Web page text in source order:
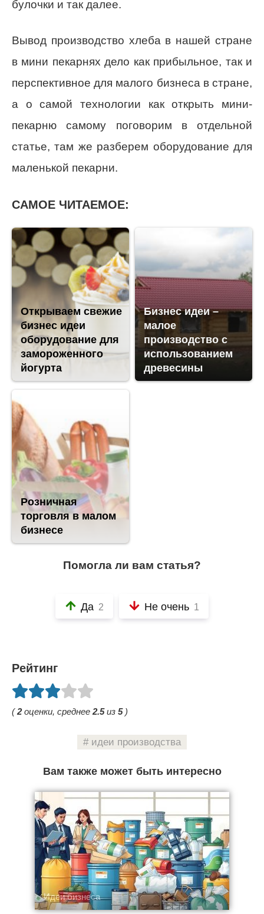
булочки и так далее.
Вывод производство хлеба в нашей стране
в мини пекарнях дело как прибыльное, так и
перспективное для малого бизнеса в стране,
а о самой технологии как открыть мини-
пекарню самому поговорим в отдельной
статье, там же разберем оборудование для
маленькой пекарни.
САМОЕ ЧИТАЕМОЕ:
Открываем свежие
бизнес идеи
оборудование для
замороженного
йогурта
Бизнес идеи –
малое
производство с
использованием
древесины
Розничная
торговля в малом
бизнесе
Помогла ли вам статья?
Да 2 Не очень 1
Рейтинг
(2оценки, среднее 2.5из 5)
идеи производства
Вам также может быть интересно
Идеи бизнеса